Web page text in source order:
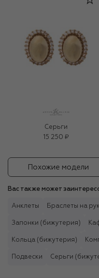
Серьги
15 250 ₽
Похожие модели
Вас также может
Анклеты Браслеты на
Запонки (бижутерия)
Кольца (бижутерия)
Подвески Серьги